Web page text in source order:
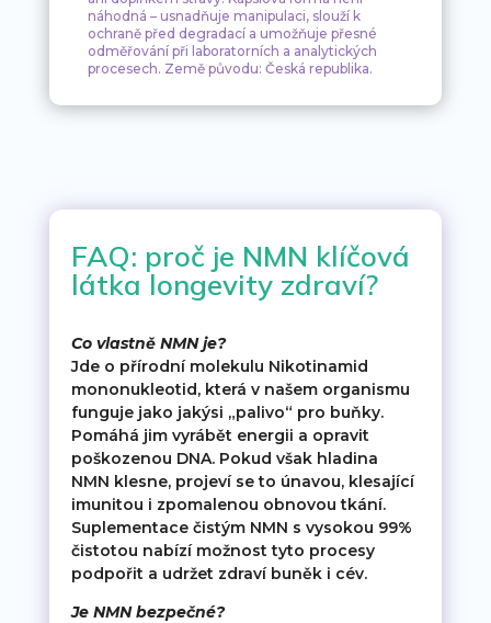
náhodná – usnadňuje manipulaci, slouží k
ochraně před degradací a umožňuje přesné
odměřování při laboratorních a analytických
procesech. Země původu: Česká republika.
FAQ: proč je NMN klíčová
látka longevity zdraví?
Co vlastně NMN je?
Jde o přírodní molekulu Nikotinamid
mononukleotid, která v našem organismu
funguje jako jakýsi „palivo“ pro buňky.
Pomáhá jim vyrábět energii a opravit
poškozenou DNA. Pokud však hladina
NMN klesne, projeví se to únavou, klesající
imunitou i zpomalenou obnovou tkání.
Suplementace čistým NMN s vysokou 99%
čistotou nabízí možnost tyto procesy
podpořit a udržet zdraví buněk i cév.
Je NMN bezpečné?